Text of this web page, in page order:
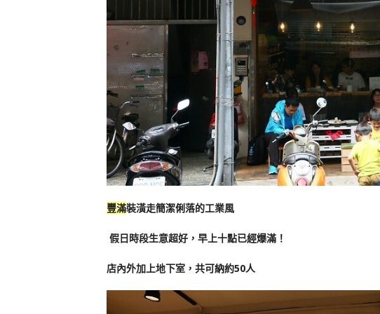
豐滿裝潢走簡潔俐落的工業風
假日時段生意超好，早上十點已經爆滿！
店內外加上地下室，共可納約50人